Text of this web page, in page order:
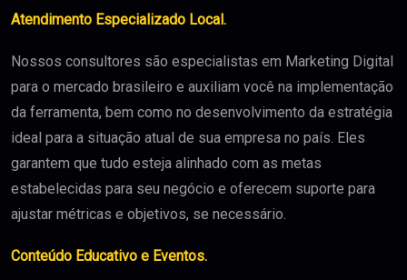
Atendimento Especializado Local.
Nossos consultores são especialistas em Marketing Digital
para o mercado brasileiro e auxiliam você na implementação
da ferramenta, bem como no desenvolvimento da estratégia
ideal para a situação atual de sua empresa no país. Eles
garantem que tudo esteja alinhado com as metas
estabelecidas para seu negócio e oferecem suporte para
ajustar métricas e objetivos, se necessário.
Conteúdo Educativo e Eventos.